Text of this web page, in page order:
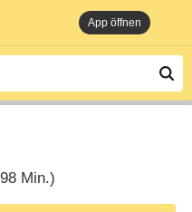
App öffnen
Min.)